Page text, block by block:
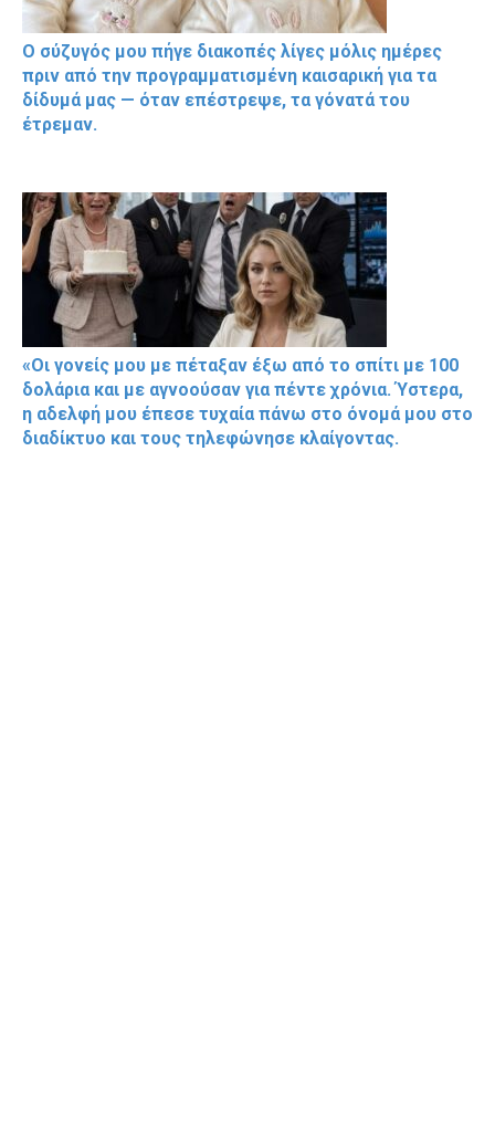
Ο σύζυγός μου πήγε διακοπές λίγες μόλις ημέρες
πριν από την προγραμματισμένη καισαρική για τα
δίδυμά μας — όταν επέστρεψε, τα γόνατά του
έτρεμαν.
«Οι γονείς μου με πέταξαν έξω από το σπίτι με 100
δολάρια και με αγνοούσαν για πέντε χρόνια. Ύστερα,
η αδελφή μου έπεσε τυχαία πάνω στο όνομά μου στο
διαδίκτυο και τους τηλεφώνησε κλαίγοντας.